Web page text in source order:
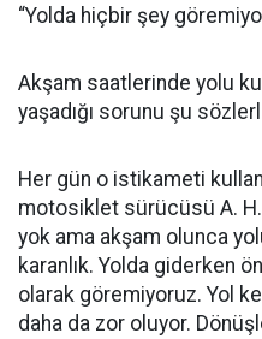
“Yolda hiçbir şey
Akşam saatlerinde yolu
yaşadığı sorunu şu
Her gün o istikameti
motosiklet sürücüsü A.
yok ama akşam olunca
karanlık. Yolda giderken
olarak göremiyoruz. Yol
daha da zor oluyor.